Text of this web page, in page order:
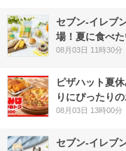
セブン‐イレブ
場！夏に食べ
08月03日 11時30分
ピザハット夏
りにぴったり
08月03日 13時00分
セブン‐イレブ